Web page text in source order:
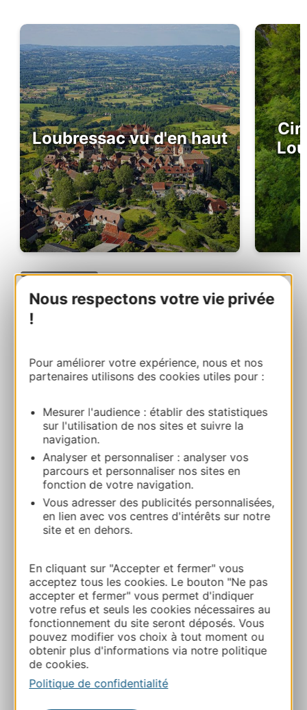
Nous respectons votre vie privée
!
Pour améliorer votre expérience, nous et nos
partenaires utilisons des cookies utiles pour :
Mesurer l'audience : établir des statistiques
sur l'utilisation de nos sites et suivre la
navigation.
Analyser et personnaliser : analyser vos
parcours et personnaliser nos sites en
fonction de votre navigation.
Vous adresser des publicités personnalisées,
en lien avec vos centres d'intérêts sur notre
site et en dehors.
En cliquant sur "Accepter et fermer" vous
acceptez tous les cookies. Le bouton "Ne pas
accepter et fermer" vous permet d'indiquer
votre refus et seuls les cookies nécessaires au
fonctionnement du site seront déposés. Vous
pouvez modifier vos choix à tout moment ou
obtenir plus d'informations via notre politique
de cookies.
Politique de confidentialité
Loubressac vu d'en haut
Trouvez et réservez votre hébergement à
Gîtes et locations